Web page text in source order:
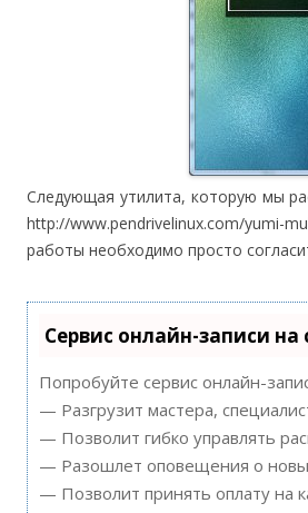
Следующая утилита, которую мы
http://www.pendrivelinux.com/yumi-
работы необходимо просто
Сервис онлайн-записи
Попробуйте сервис онлайн-
— Разгрузит мастера,
— Позволит гибко управлять
— Разошлет оповещения о
— Позволит принять оплату на